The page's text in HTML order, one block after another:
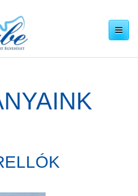
Navigáció